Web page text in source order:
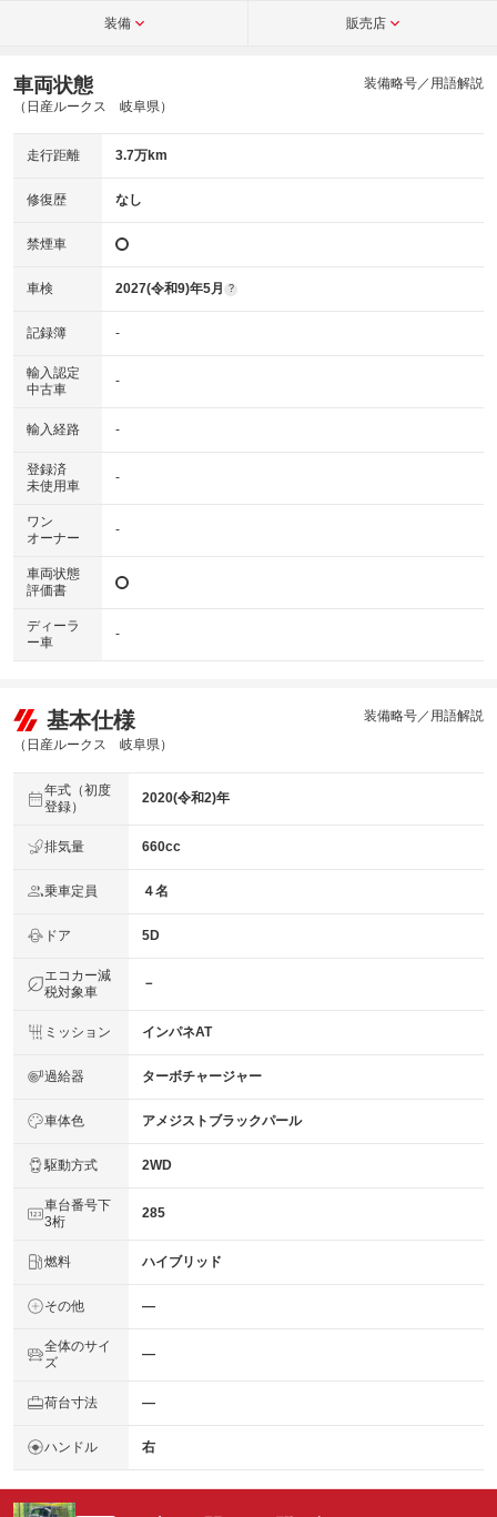
装備 販売店
車両状態
（日産ルークス 岐阜県）
装備略号／用語解説
走行距離 3.7万km
修復歴 なし
禁煙車
車検 2027(令和9)年5月 ?
記録簿 -
輸入認定
中古車
-
輸入経路 -
登録済
未使用車
-
ワン
オーナー
-
車両状態
評価書
ディーラ
ー車
-
基本仕様
（日産ルークス 岐阜県）
装備略号／用語解説
年式（初度
登録）
2020(令和2)年
排気量 660cc
乗車定員 ４名
ドア 5D
エコカー減
税対象車
－
ミッション インパネAT
過給器 ターボチャージャー
車体色 アメジストブラックパール
駆動方式 2WD
車台番号下
3桁
285
燃料 ハイブリッド
その他 ―
全体のサイ
ズ
―
荷台寸法 ―
ハンドル 右